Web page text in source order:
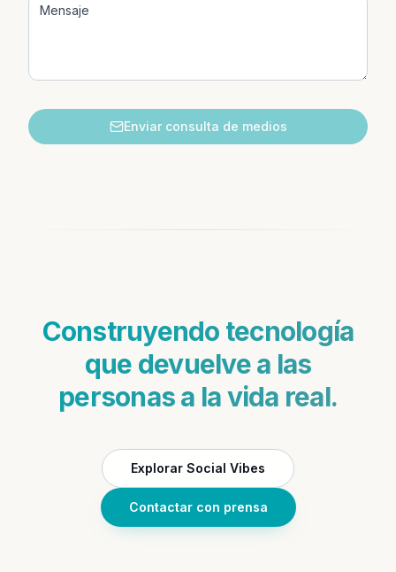
Enviar consulta de medios
Construyendo tecnología
que devuelve a las
personas a la vida real.
Explorar Social Vibes
Contactar con prensa